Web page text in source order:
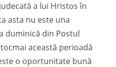
a lui Hristos în
asta nu este una
duminică din Postul
această perioadă
o oportunitate bună